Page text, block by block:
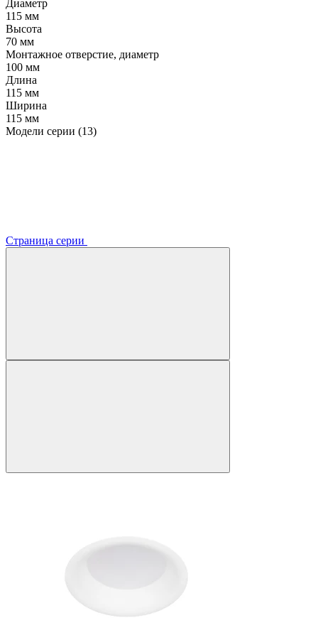
Диаметр
115 мм
Высота
70 мм
Монтажное отверстие, диаметр
100 мм
Длина
115 мм
Ширина
115 мм
Модели серии (13)
Страница серии